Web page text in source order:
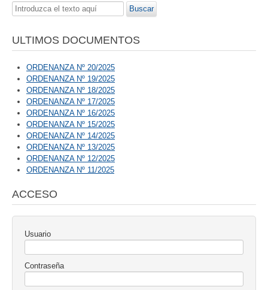
Buscar... Buscar
ULTIMOS DOCUMENTOS
ORDENANZA Nº 20/2025
ORDENANZA Nº 19/2025
ORDENANZA Nº 18/2025
ORDENANZA Nº 17/2025
ORDENANZA Nº 16/2025
ORDENANZA Nº 15/2025
ORDENANZA Nº 14/2025
ORDENANZA Nº 13/2025
ORDENANZA Nº 12/2025
ORDENANZA Nº 11/2025
ACCESO
Usuario
Contraseña